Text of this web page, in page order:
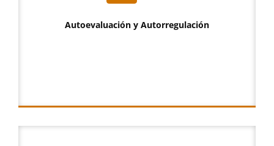
Autoevaluación y Autorregulación